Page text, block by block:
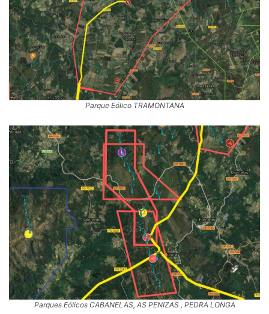
Parque Eólico TRAMONTANA
Parques Eólicos CABANELAS, AS PENIZAS , PEDRA LONGA